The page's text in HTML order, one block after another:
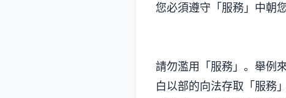
您必須遵守「服務」中朝
請勿濫用「服務」。舉例
白以部的向法存取「服務